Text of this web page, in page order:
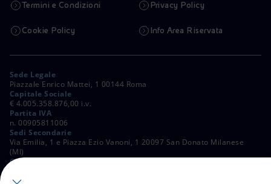
Termini e Condizioni Privacy Policy
Cookie Policy Info Area Riservata
Sede Legale
Piazzale Enrico Mattei, 1 00144 Roma
Capitale Sociale
€ 4.005.358.876,00 i.v.
Partita IVA
n. 00905811006
Sedi Secondarie
Via Emilia, 1 e Piazza Ezio Vanoni, 1 20097 San Donato Milanese
(MI)
C. Fiscale e Registro Imprese di Roma